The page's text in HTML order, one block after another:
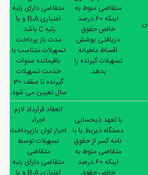
متقاضی منوط به
اینکه 60 درصد
خالص حقوق
دریافتی پوشش
اقساط ماهیانه
تسهیلات گیرنده را
بدهد.
متقاضی دارای رتبه
اعتباری B،A و یا
رتبه C باشد.
مدت باز پرداخت
تسهیلات متناسب با
باقیمانده سنوات
خدمت تسهیلات
گیرنده تا سقف 30
سال تعیین می شود.
با تعهد ذیحسابی
دستگاه ذیربط یا با
نامه کسر از حقوق
متقاضی منوط به
اینکه 60 درصد
خالص حقوق
انعقاد قرارداد لازم
اجراء
احراز توان بازپرداخت
تسهیلات توسط
متقاضی
متقاضی دارای رتبه
اعتباری B،A و یا